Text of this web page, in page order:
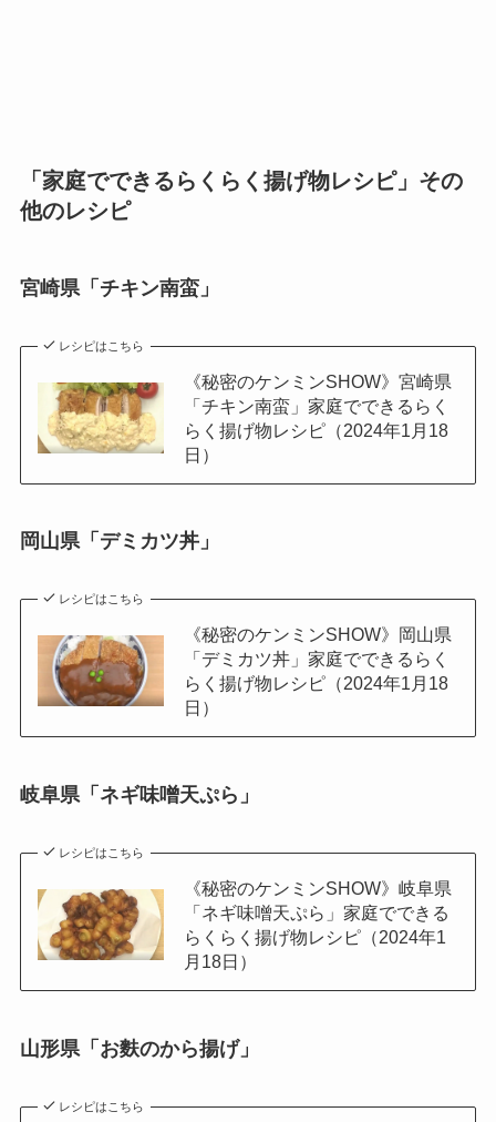
「家庭でできるらくらく揚げ物レシピ」その
他のレシピ
宮崎県「チキン南蛮」
レシピはこちら
《秘密のケンミンSHOW》宮崎県
「チキン南蛮」家庭でできるらく
らく揚げ物レシピ（2024年1月18
日）
岡山県「デミカツ丼」
レシピはこちら
《秘密のケンミンSHOW》岡山県
「デミカツ丼」家庭でできるらく
らく揚げ物レシピ（2024年1月18
日）
岐阜県「ネギ味噌天ぷら」
レシピはこちら
《秘密のケンミンSHOW》岐阜県
「ネギ味噌天ぷら」家庭でできる
らくらく揚げ物レシピ（2024年1
月18日）
山形県「お麩のから揚げ」
レシピはこちら